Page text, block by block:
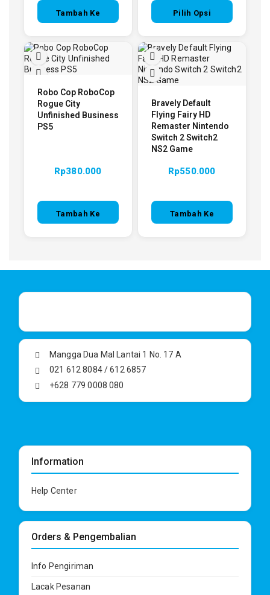
Tambah Ke
Pilih Opsi
Robo Cop RoboCop
Rogue City
Unfinished Business
PS5
Rp380.000
Tambah Ke
Bravely Default
Flying Fairy HD
Remaster Nintendo
Switch 2 Switch2
NS2 Game
Rp550.000
Tambah Ke
Mangga Dua Mal Lantai 1 No. 17 A
021 612 8084 / 612 6857
+628 779 0008 080
Information
Help Center
Orders & Pengembalian
Info Pengiriman
Lacak Pesanan